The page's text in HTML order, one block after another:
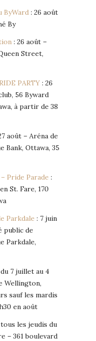
ByWard : 26 août
By
: 26 août –
Street,
PARTY : 26
56 Byward
à partir de 38
août – Aréna de
Bank, Ottawa, 35
Pride Parade :
St. Fare, 170
Parkdale : 7 juin
public de
Parkdale,
7 juillet au 4
Wellington,
sauf les mardis
en août
les jeudis du
– 361 boulevard